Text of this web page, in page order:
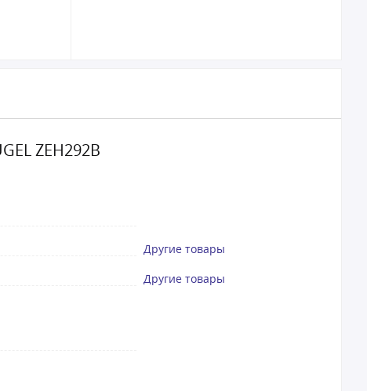
ZEH292B
Другие товары
Другие товары